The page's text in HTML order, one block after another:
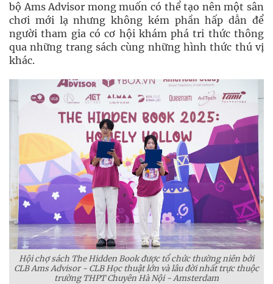
bộ Ams Advisor mong muốn có thể tạo nên một sân
chơi mới lạ nhưng không kém phần hấp dẫn để
người tham gia có cơ hội khám phá tri thức thông
qua những trang sách cùng những hình thức thú vị
khác.
Hội chợ sách The Hidden Book được tổ chức thường niên bởi
CLB Ams Advisor - CLB Học thuật lớn và lâu đời nhất trực thuộc
trường THPT Chuyên Hà Nội - Amsterdam